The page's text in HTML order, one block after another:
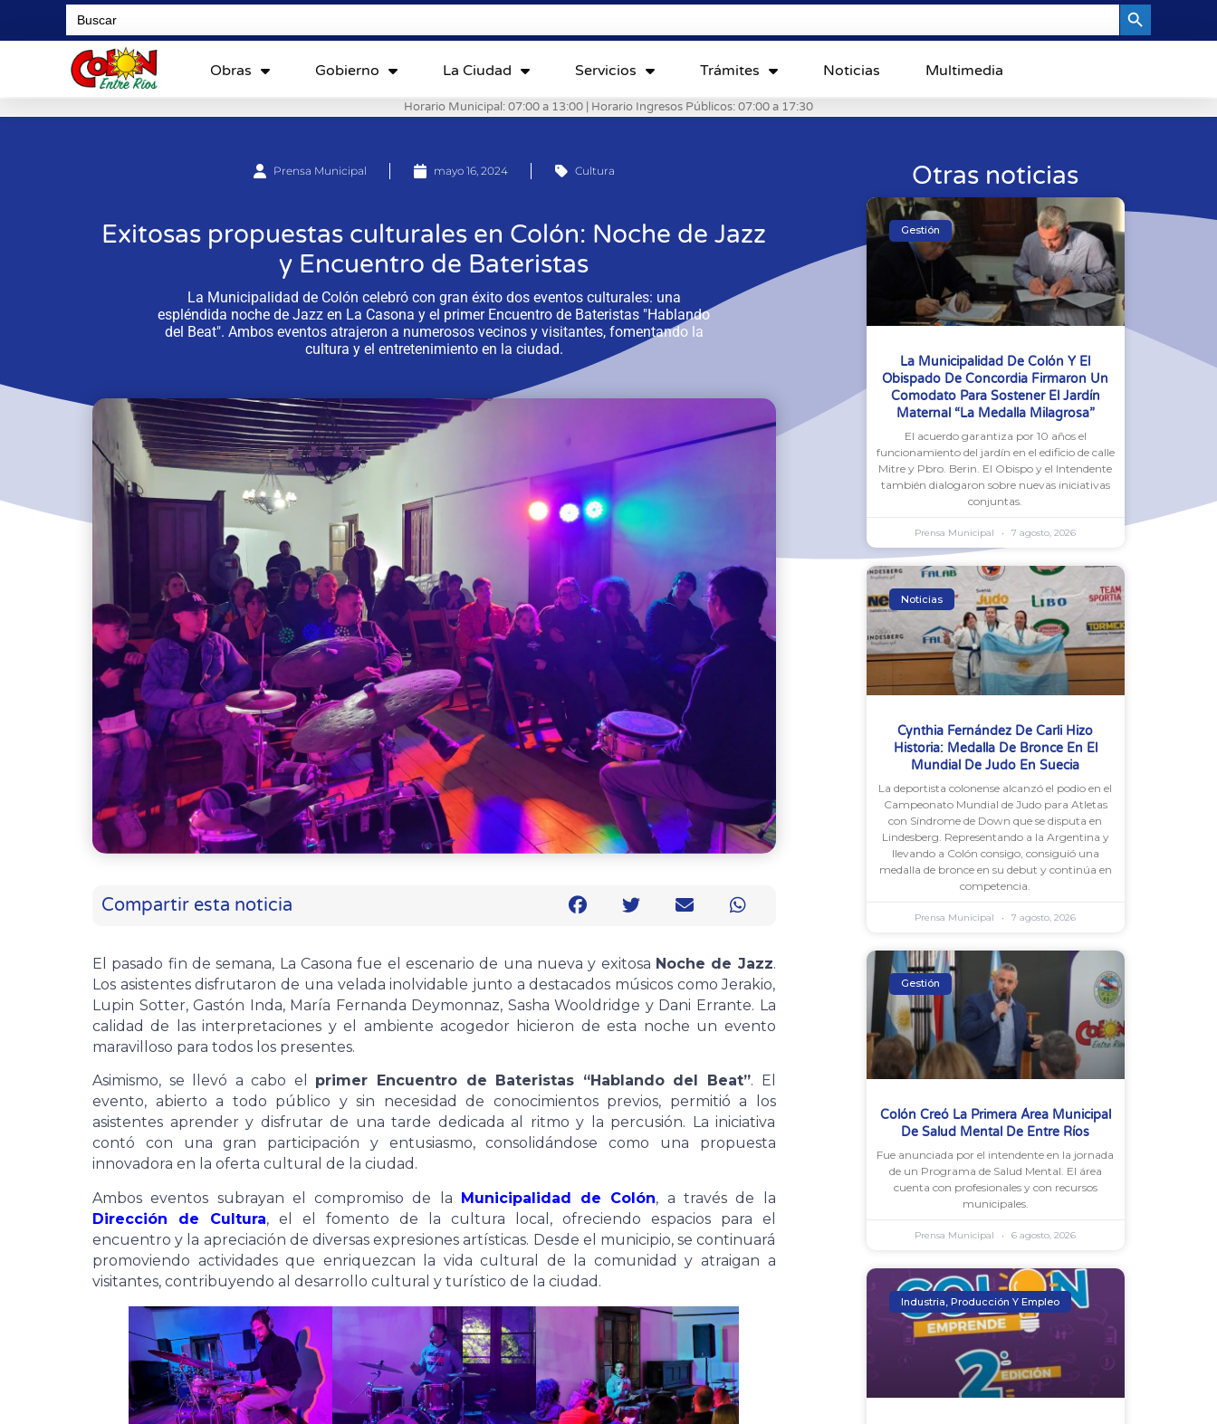
Search
for:
Obras Gobierno La Ciudad Servicios Trámites Noticias Multimedia
Horario Municipal: 07:00 a 13:00 | Horario Ingresos Públicos: 07:00 a 17:30
Prensa Municipal mayo 16, 2024 Cultura
Exitosas propuestas culturales en Colón: Noche de Jazz
y Encuentro de Bateristas
La Municipalidad de Colón celebró con gran éxito dos eventos culturales: una
espléndida noche de Jazz en La Casona y el primer Encuentro de Bateristas "Hablando
del Beat". Ambos eventos atrajeron a numerosos vecinos y visitantes, fomentando la
cultura y el entretenimiento en la ciudad.
Compartir esta noticia
El pasado fin de semana, La Casona fue el escenario de una nueva y exitosa Noche de Jazz.
Los asistentes disfrutaron de una velada inolvidable junto a destacados músicos como Jerakio,
Lupin Sotter, Gastón Inda, María Fernanda Deymonnaz, Sasha Wooldridge y Dani Errante. La
calidad de las interpretaciones y el ambiente acogedor hicieron de esta noche un evento
maravilloso para todos los presentes.
Asimismo, se llevó a cabo el primer Encuentro de Bateristas “Hablando del Beat”. El
evento, abierto a todo público y sin necesidad de conocimientos previos, permitió a los
asistentes aprender y disfrutar de una tarde dedicada al ritmo y la percusión. La iniciativa
contó con una gran participación y entusiasmo, consolidándose como una propuesta
innovadora en la oferta cultural de la ciudad.
Ambos eventos subrayan el compromiso de la Municipalidad de Colón, a través de la
Dirección de Cultura, el el fomento de la cultura local, ofreciendo espacios para el
encuentro y la apreciación de diversas expresiones artísticas. Desde el municipio, se continuará
promoviendo actividades que enriquezcan la vida cultural de la comunidad y atraigan a
visitantes, contribuyendo al desarrollo cultural y turístico de la ciudad.
Otras noticias
Gestión
La Municipalidad De Colón Y El
Obispado De Concordia Firmaron Un
Comodato Para Sostener El Jardín
Maternal “La Medalla Milagrosa”
El acuerdo garantiza por 10 años el
funcionamiento del jardín en el edificio de calle
Mitre y Pbro. Berin. El Obispo y el Intendente
también dialogaron sobre nuevas iniciativas
conjuntas.
Prensa Municipal 7 agosto, 2026
Noticias
Cynthia Fernández De Carli Hizo
Historia: Medalla De Bronce En El
Mundial De Judo En Suecia
La deportista colonense alcanzó el podio en el
Campeonato Mundial de Judo para Atletas
con Síndrome de Down que se disputa en
Lindesberg. Representando a la Argentina y
llevando a Colón consigo, consiguió una
medalla de bronce en su debut y continúa en
competencia.
Prensa Municipal 7 agosto, 2026
Gestión
Colón Creó La Primera Área Municipal
De Salud Mental De Entre Ríos
Fue anunciada por el intendente en la jornada
de un Programa de Salud Mental. El área
cuenta con profesionales y con recursos
municipales.
Prensa Municipal 6 agosto, 2026
Industria, Producción Y Empleo